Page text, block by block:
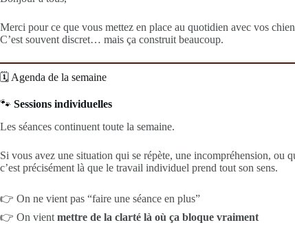
Merci pour ce que vous mettez en place au quotidien avec vos
C’est souvent discret… mais ça construit beaucoup.
🗓 Agenda de la semaine
🐾 Sessions individuelles
Les séances continuent toute la semaine.
Si vous avez une situation qui se répète, une incompréhension, ou
c’est précisément là que le travail individuel prend tout son sens.
👉 On ne vient pas “faire une séance en plus”
👉 On vient mettre de la clarté là où ça bloque vraiment